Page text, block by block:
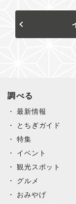
調べる
最新情報
とちぎガイド
特集
イベント
観光スポット
グルメ
おみやげ